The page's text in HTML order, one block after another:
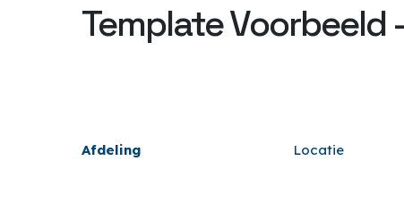
Template Voorbeeld
Afdeling Locatie